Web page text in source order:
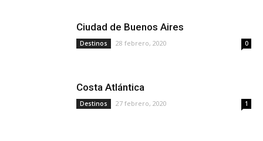
Ciudad de Buenos Aires
Destinos 28 febrero, 2020 0
Costa Atlántica
Destinos 27 febrero, 2020 1